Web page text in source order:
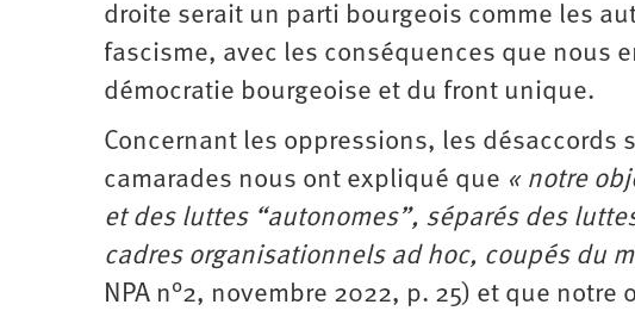
droite serait un parti bourgeois comme les
fascisme, avec les conséquences que nous
démocratie bourgeoise et du front unique.
Concernant les oppressions, les désaccords
camarades nous ont expliqué que « notre
et des luttes “autonomes”, séparés des
cadres organisationnels ad hoc, coupés du
NPA n°2, novembre 2022, p. 25) et que